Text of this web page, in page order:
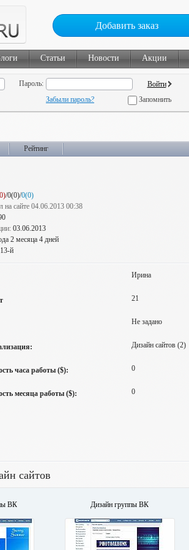
Добавить заказ
Статьи Новости Акции
Пароль:
Забыли пароль? Запомнить
Рейтинг
/0(0)/0(0)
на сайте 04.06.2013 00:38
03.06.2013
2 месяца 4 дней
й
Ирина
21
Не задано
Дизайн сайтов (2)
часа работы ($): 0
месяца работы ($): 0
сайтов
ВК Дизайн группы ВК